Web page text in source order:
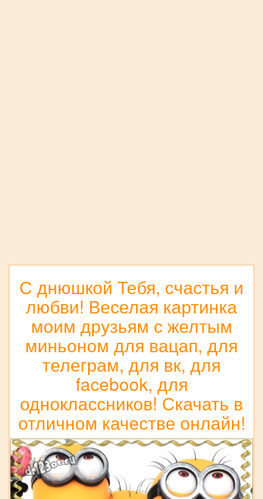
С днюшкой Тебя, счастья и
любви! Веселая картинка
моим друзьям с желтым
миньоном для вацап, для
телеграм, для вк, для
facebook, для
одноклассников! Скачать в
отличном качестве онлайн!